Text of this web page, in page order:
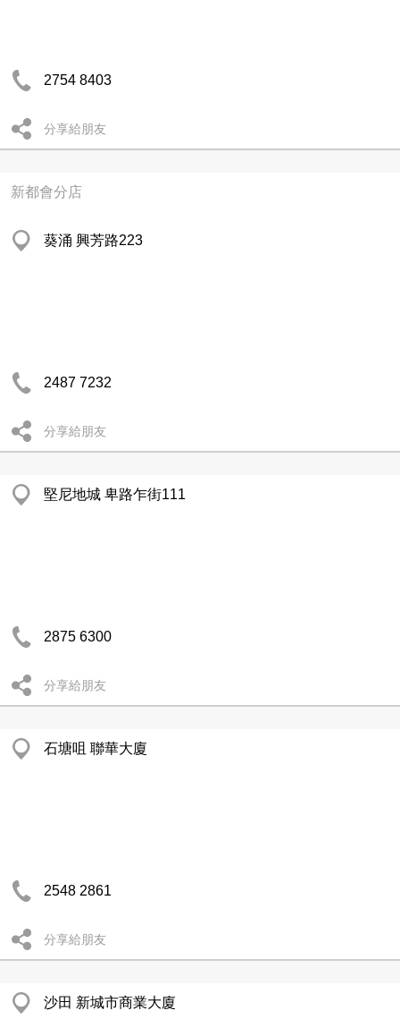
2754 8403
分享給朋友
新都會分店
葵涌 興芳路223
2487 7232
分享給朋友
堅尼地城 卑路乍街111
2875 6300
分享給朋友
石塘咀 聯華大廈
2548 2861
分享給朋友
沙田 新城市商業大廈